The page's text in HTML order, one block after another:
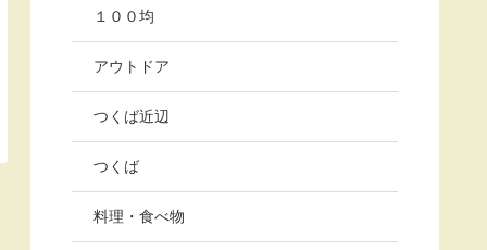
１００均
アウトドア
つくば近辺
つくば
料理・食べ物